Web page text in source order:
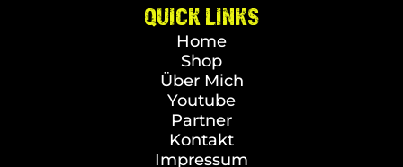
QUICK LINKS
Home
Shop
Über Mich
Youtube
Partner
Kontakt
Impressum